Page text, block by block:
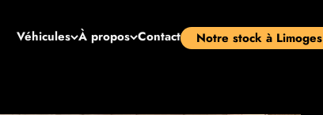
Véhicules À propos Contact Notre stock à Limoges